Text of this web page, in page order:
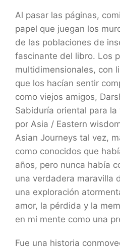
Al pasar las páginas,
papel que juegan los
de las poblaciones de
fascinante del libro. Los
multidimensionales, con
que los hacían sentir
como viejos amigos,
Sabiduría oriental para
por Asia / Eastern
Asian Journeys tal vez,
como conocidos que
años, pero nunca había
una verdadera maravilla
una exploración
amor, la pérdida y la
en mi mente como una
Fue una historia